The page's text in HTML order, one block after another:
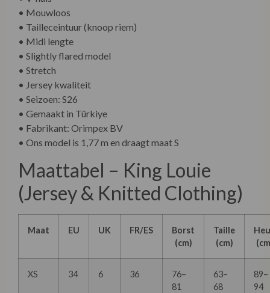
• Mouwloos
• Tailleceintuur (knoop riem)
• Midi lengte
• Slightly flared model
• Stretch
• Jersey kwaliteit
• Seizoen: S26
• Gemaakt in Türkiye
• Fabrikant: Orimpex BV
• Ons model is 1,77 m en draagt maat S
Maattabel – King Louie
(Jersey & Knitted Clothing)
Maat EU UK FR/ES
Borst
(cm)
Taille
(cm)
XS 34 6 36
76–
81
63–
68
89–
94